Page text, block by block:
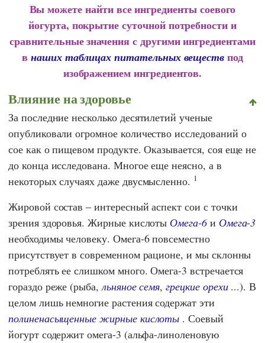
Вы можете найти все ингредиенты соевого
йогурта, покрытие суточной потребности и
сравнительные значения с другими ингредиентами
в наших таблицах питательных веществ под
изображением ингредиентов.
Влияние на здоровье
За последние несколько десятилетий ученые
опубликовали огромное количество исследований о
сое как о пищевом продукте. Оказывается, соя еще не
до конца исследована. Многое еще неясно, а в
некоторых случаях даже двусмысленно. 1
Жировой состав – интересный аспект сои с точки
зрения здоровья. Жирные кислоты Омега-6и Омега-3
необходимы человеку. Омега-6 повсеместно
присутствует в современном рационе, и мы склонны
потреблять ее слишком много. Омега-3 встречается
гораздо реже (рыба,льняное семя,грецкие орехи...). В
целом лишь немногие растения содержат эти
полиненасыщенные жирные кислоты . Соевый
йогурт содержит омега-3 (альфа-линоленовую